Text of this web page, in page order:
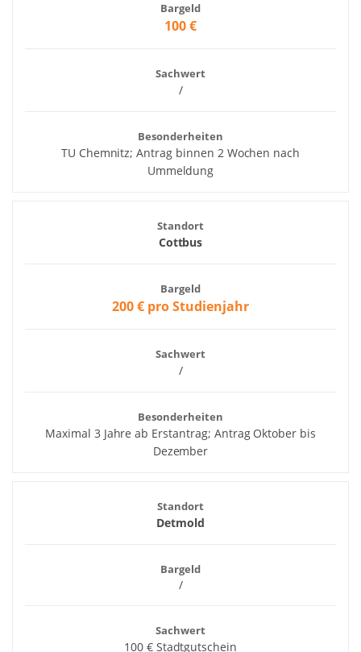
Bargeld
100 €
Sachwert
/
Besonderheiten
TU Chemnitz; Antrag binnen 2 Wochen nach
Ummeldung
Standort
Cottbus
Bargeld
200 € pro Studienjahr
Sachwert
/
Besonderheiten
Maximal 3 Jahre ab Erstantrag; Antrag Oktober bis
Dezember
Standort
Detmold
Bargeld
/
Sachwert
100 € Stadtgutschein